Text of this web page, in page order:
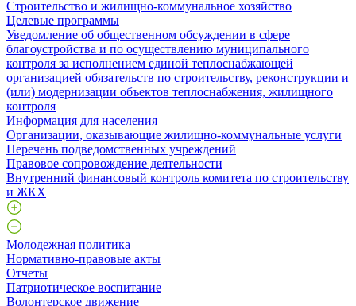
Строительство и жилищно-коммунальное хозяйство
Целевые программы
Уведомление об общественном обсуждении в сфере
благоустройства и по осуществлению муниципального
контроля за исполнением единой теплоснабжающей
организацией обязательств по строительству, реконструкции и
(или) модернизации объектов теплоснабжения, жилищного
контроля
Информация для населения
Организации, оказывающие жилищно-коммунальные услуги
Перечень подведомственных учреждений
Правовое сопровождение деятельности
Внутренний финансовый контроль комитета по строительству
и ЖКХ
Молодежная политика
Нормативно-правовые акты
Отчеты
Патриотическое воспитание
Волонтерское движение